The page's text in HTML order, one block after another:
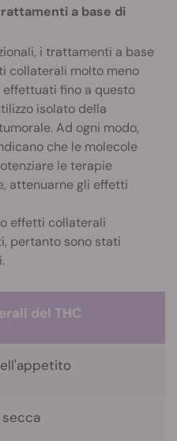
a base di
i trattamenti a base
collaterali molto meno
fino a questo
isolato della
Ad ogni modo,
che le molecole
le terapie
attenuarne gli effetti
effetti collaterali
pertanto sono stati
del THC